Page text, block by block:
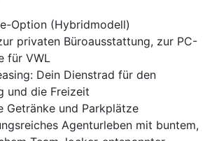
Option (Hybridmodell)
privaten Büroausstattung, zur PC-
für VWL
Dein Dienstrad für den
und die Freizeit
Getränke und Parkplätze
Agenturleben mit buntem,